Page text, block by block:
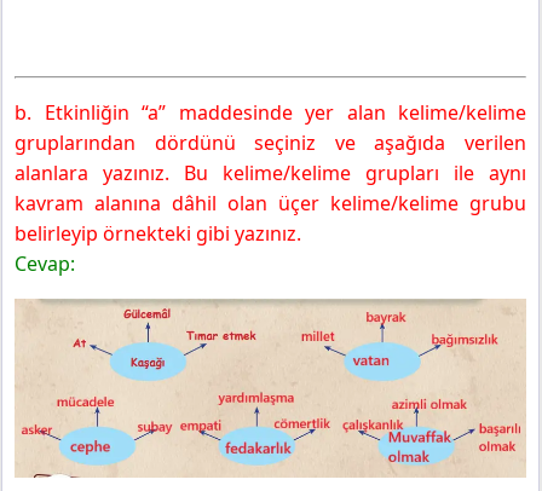
b. Etkinliğin “a” maddesinde yer alan kelime/kelime
gruplarından dördünü seçiniz ve aşağıda verilen
alanlara yazınız. Bu kelime/kelime grupları ile aynı
kavram alanına dâhil olan üçer kelime/kelime grubu
belirleyip örnekteki gibi yazınız.
Cevap: